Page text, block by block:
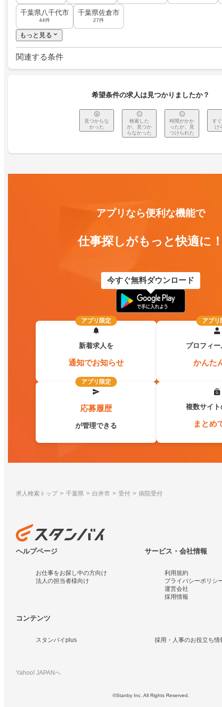
千葉県八千代市
44件
千葉県佐倉市
27件
もっと見る
関連する条件
希望条件の求人は見つかりましたか？
見つからな
かった
検索した
が、見つか
らなかった
時間がかか
ったが、見
つけられた
す
け
アプリなら便利な機能で
仕事探しがもっと快適に
今すぐ無料ダウンロード
アプリ限定
新着求人を
通知でお知らせ
アプリ
プロフィ
かんた
アプリ限定
応募履歴
が管理できる
複数サイ
まとめ
求人検索トップ 千葉県 白井市 受付 病院受付
ヘルプページ
お仕事をお探し中の方向け
法人の担当者様向け
サービス・会社情報
利用規約
プライバシーポリシ
運営会社
採用情報
コンテンツ
スタンバイplus 採用・人事のお役立ち情
Yahoo! JAPANへ
©Stanby Inc. All Rights Reserved.